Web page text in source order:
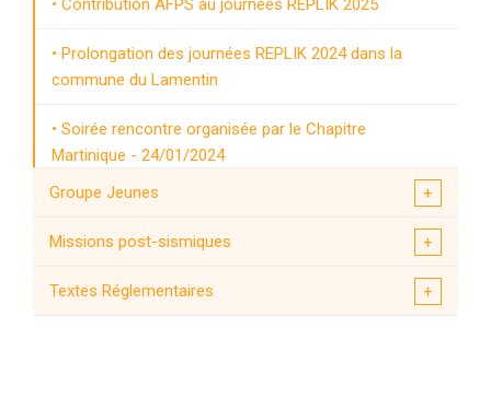
Prolongation des journées REPLIK 2024 dans la
commune du Lamentin
Soirée rencontre organisée par le Chapitre
Martinique - 24/01/2024
Soirées AFPS des 25 et 28 novembre 2024 aux
Groupe Jeunes
Missions post-sismiques
Textes Réglementaires